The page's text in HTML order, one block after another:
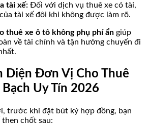
tài xế: Đối với dịch vụ thuê xe có tài,
tài xế đôi khi không được làm rõ.
thuê xe ô tô không phụ phí ẩn giúp
về tài chính và tận hưởng chuyến đi
Diện Đơn Vị Cho Thuê
Uy Tín 2026
trước khi đặt bút ký hợp đồng, bạn
chốt sau: